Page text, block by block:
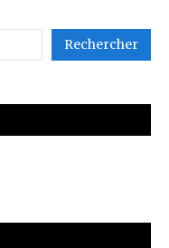
Rechercher